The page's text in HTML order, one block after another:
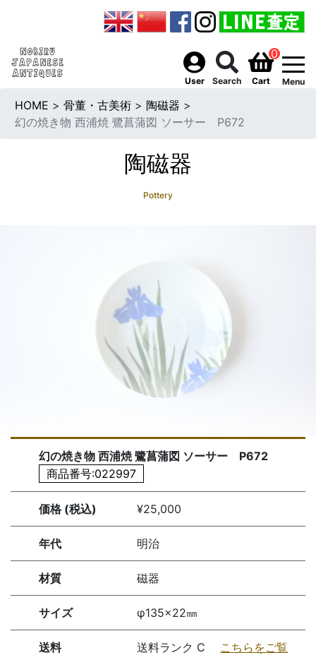
User Search
0
Cart Menu
HOME > 骨董・古美術 > 陶磁器 >
幻の焼き物 西浦焼 鷺菖蒲図 ソーサー P672
陶磁器
Pottery
幻の焼き物 西浦焼 鷺菖蒲図 ソーサー P672
商品番号:022997
価格 (税込) ¥25,000
年代 明治
材質 磁器
サイズ φ135×22㎜
送料 送料ランク C こちらをご覧